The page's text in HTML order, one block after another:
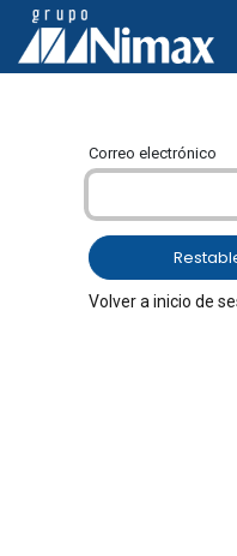
Ir al contenido
Correo electrónico
Volver a inicio de